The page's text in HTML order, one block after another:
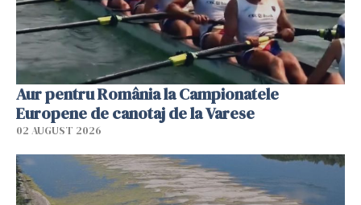
Aur pentru România la Campionatele
Europene de canotaj de la Varese
02 AUGUST 2026